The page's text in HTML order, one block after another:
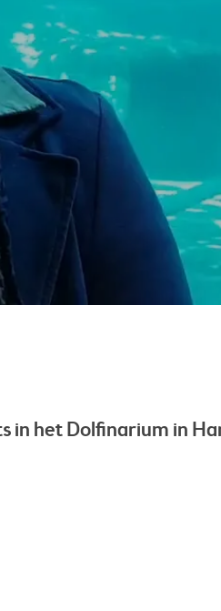
in het Dolfinarium in